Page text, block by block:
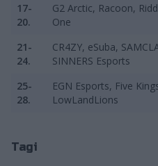
17-
20.
G2 Arctic, Racoon,
One
21-
24.
CR4ZY, eSuba,
SINNERS Esports
25-
28.
EGN Esports, Five
LowLandLions
Tagi